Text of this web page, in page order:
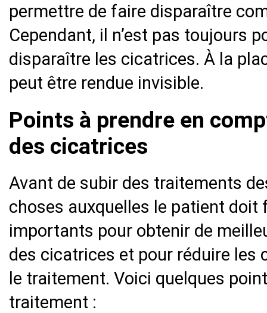
permettre de faire disparaître
Cependant, il n’est pas toujours
disparaître les cicatrices. À la
peut être rendue invisible.
Points à prendre en
des cicatrices
Avant de subir des traitements
choses auxquelles le patient
importants pour obtenir de
des cicatrices et pour réduire
le traitement. Voici quelques
traitement :